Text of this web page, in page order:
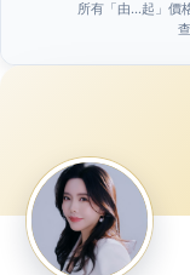
所有「由…起」價